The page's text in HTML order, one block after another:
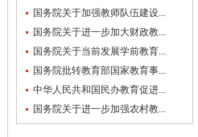
国务院关于加强教师队伍建设...
国务院关于进一步加大财政教...
国务院关于当前发展学前教育...
国务院批转教育部国家教育事...
中华人民共和国民办教育促进...
国务院关于进一步加强农村教...